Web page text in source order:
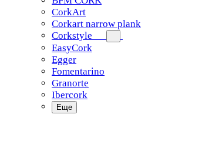
CorkArt
Corkart narrow plank
Corkstyle
EasyCork
Egger
Fomentarino
Granorte
Ibercork
Еще